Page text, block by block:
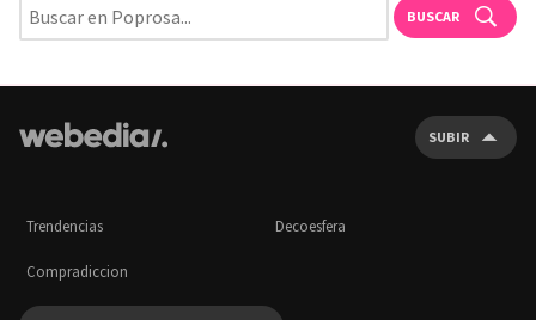
BUSCAR
SUBIR
Trendencias Decoesfera
Compradiccion